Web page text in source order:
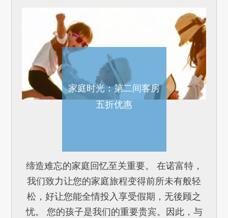
家庭时光：第二间客房
五折优惠
缔造难忘的家庭回忆至关重要。 在诺富特，
我们致力让您的家庭旅程变得前所未有般轻
松，好让您能全情投入享受假期，无後顾之
忧。 您的孩子是我们的重要贵宾。因此，与